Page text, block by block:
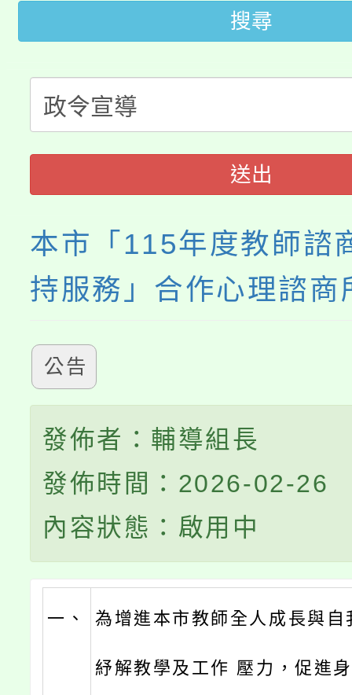
視費優惠，中低收入戶
者。
大園自造教育及科技
份教師研習
淨零綠生活教案入校路
會
115年食農教育專業人
搜尋
送出
本市「115年度教師諮
持服務」合作心理諮商
公告
發佈者：輔導組長
發佈時間：2026-02-26
內容狀態：啟用中
一、 為增進本市教師全人成長與自
紓解教學及工作 壓力，促進